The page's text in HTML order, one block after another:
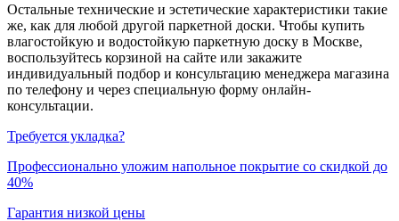
Остальные технические и эстетические характеристики такие
же, как для любой другой паркетной доски. Чтобы купить
влагостойкую и водостойкую паркетную доску в Москве,
воспользуйтесь корзиной на сайте или закажите
индивидуальный подбор и консультацию менеджера магазина
по телефону и через специальную форму онлайн-
консультации.
Требуется укладка?
Профессионально уложим напольное покрытие со скидкой до
40%
Гарантия низкой цены